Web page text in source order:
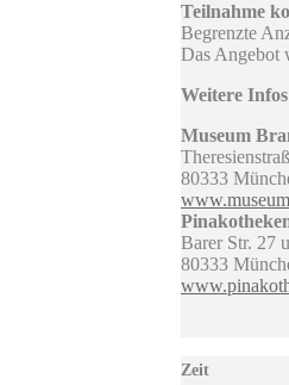
Teilnahme
Begrenzte
Das Angebot
Weitere
Museum
80333
Barer Str. 27
80333
Zeit